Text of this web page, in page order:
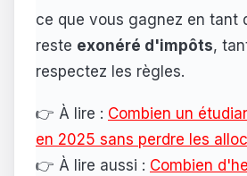
ce que vous gagnez en tant
reste exonéré d'impôts,
respectez les règles.
👉 À lire : Combien un
en 2025 sans perdre les
👉 À lire aussi : Combien